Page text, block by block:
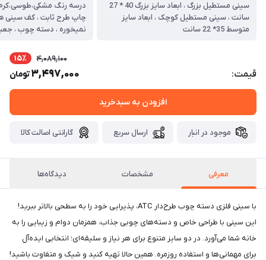
سینی مستطیل بزرگ ، ابعاد سایز بزرگ 40 * 27
سانت ، سینی مستطیل کوچک ، ابعاد سایز
متوسط 35* 22 سانت
درسه رنگ مشکی،طوسی،کرم
چاپ طرح ثابت ، کف سینی
نمیخوره ، دسته چوب ،
قیمت:
4,089,100 15٪
3,497,000تومان
افزودن به سبدخرید
موجود در انبار ارسال سریع گارانتی اصالت کالا
معرفی مشخصات دیدگاه‌ها
با سینی فلزی دسته چوب طرح‌دار ATC، پذیرایی خود را به سطحی بالاتر ببرید!
این سینی با طراحی خاص و دسته‌های چوبی جذاب، همزمان دوام و زیبایی را به
خانه شما می‌آورد. در دو سایز متنوع برای هر نیاز و سلیقه‌ای؛ انتخابی ایده‌آل
برای مهمانی‌ها و استفاده روزمره. همین حالا تهیه کنید و شیک و متفاوت باشید!